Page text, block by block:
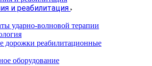
и реабилитация
ударно-волновой терапии
дорожки реабилитационные